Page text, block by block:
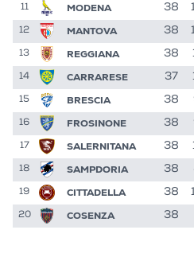
11 MODENA 38
12 MANTOVA 38
13 REGGIANA 38
14 CARRARESE 37
15 BRESCIA 38
16 FROSINONE 38
17 SALERNITANA 38
18 SAMPDORIA 38
19 CITTADELLA 38
20 COSENZA 38